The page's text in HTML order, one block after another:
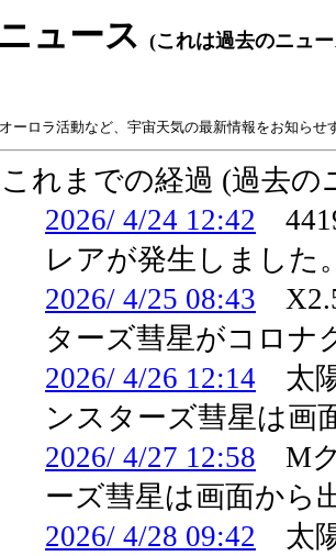
ュース (これは過去のニュ
ーロラ活動など、宇宙天気の最新情報をお知らせ
これまでの経過 (過去
2026/ 4/24 12:42
レアが発生しました
2026/ 4/25 08:43
ターズ彗星がコロナ
2026/ 4/26 12:14 太
ンスターズ彗星は画
2026/ 4/27 12:58 M
ーズ彗星は画面から
2026/ 4/28 09:42 太